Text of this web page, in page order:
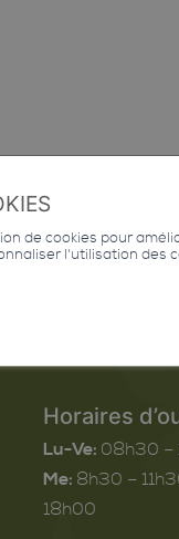
Horaires
Lu-Ve: 08h30 –
Me: 8h30 –
18h00
de cookies pour
l'utilisation des